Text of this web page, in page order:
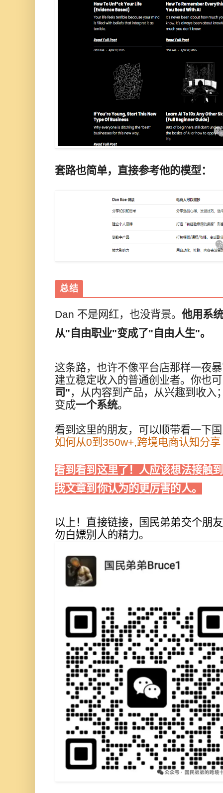
套路也简单，直接参考他的模型：
总结
Dan 不是网红，也没背景。 他用 系
从"自由职业"变成了"自由人生"。
这条路，也许不像平台店那样一夜
建立稳定收入的普通创业者。你也
司"，从内容到产品，从兴趣到收入
变成一个系统。
看到这里的朋友，可以顺带看一下
如何从0到350w+,跨境电商认知分享
看到看到这里了！人应该想法接触
我文章到你认为的更厉害的人。
以上！直接链接，国民弟弟交个朋
勿白嫖别人的精力。